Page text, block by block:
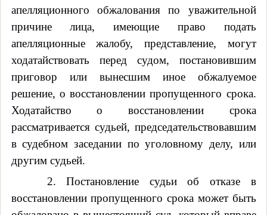
апелляционного обжалования по уважительной
причине лица, имеющие право подать
апелляционные жалобу, представление, могут
ходатайствовать перед судом, постановившим
приговор или вынесшим иное обжалуемое
решение, о восстановлении пропущенного срока.
Ходатайство о восстановлении срока
рассматривается судьей, председательствовавшим
в судебном заседании по уголовному делу, или
другим судьей.
2. Постановление судьи об отказе в
восстановлении пропущенного срока может быть